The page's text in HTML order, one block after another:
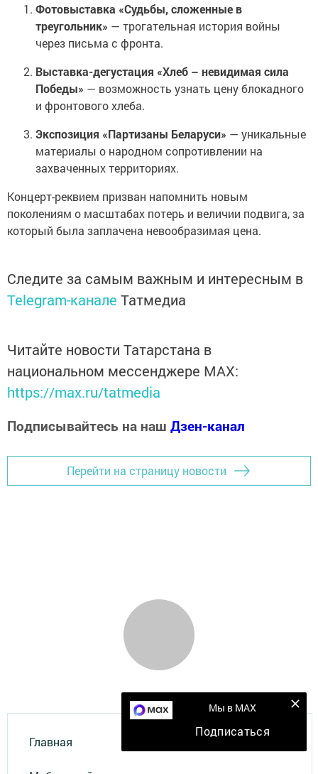
Фотовыставка «Судьбы, сложенные в
треугольник» — трогательная история войны
через письма с фронта.
Выставка-дегустация «Хлеб – невидимая сила
Победы» — возможность узнать цену блокадного
и фронтового хлеба.
Экспозиция «Партизаны Беларуси» — уникальные
материалы о народном сопротивлении на
захваченных территориях.
Концерт-реквием призван напомнить новым
поколениям о масштабах потерь и величии подвига, за
который была заплачена невообразимая цена.
Следите за самым важным и интересным в
Telegram-канале Татмедиа
Читайте новости Татарстана в
национальном мессенджере MАХ:
https://max.ru/tatmedia
Подписывайтесь на наш Дзен-канал
Перейти на страницу новости
Главная
Мы в MAX
Подписаться